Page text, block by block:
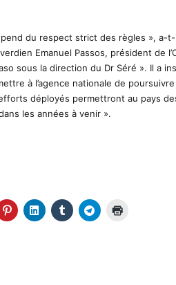
du respect strict des règles », a-
Emanuel Passos, président de
sous la direction du Dr Séré ». Il a
à l’agence nationale de
déployés permettront au pays
les années à venir ».